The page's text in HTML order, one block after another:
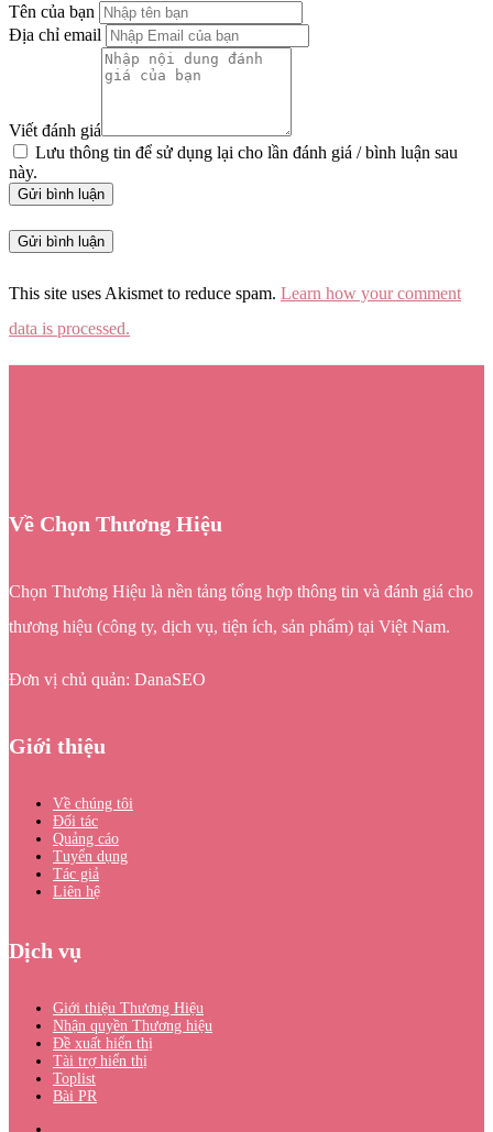
Tên của bạn
Địa chỉ email
Viết đánh giá
Lưu thông tin để sử dụng lại cho lần đánh giá / bình luận sau
này.
Gửi bình luận
This site uses Akismet to reduce spam. Learn how your comment
data is processed.
Về Chọn Thương Hiệu
Chọn Thương Hiệu là nền tảng tổng hợp thông tin và đánh giá cho
thương hiệu (công ty, dịch vụ, tiện ích, sản phẩm) tại Việt Nam.
Đơn vị chủ quản: DanaSEO
Giới thiệu
Về chúng tôi
Đối tác
Quảng cáo
Tuyển dụng
Tác giả
Liên hệ
Dịch vụ
Giới thiệu Thương Hiệu
Nhận quyền Thương hiệu
Đề xuất hiển thị
Tài trợ hiển thị
Toplist
Bài PR